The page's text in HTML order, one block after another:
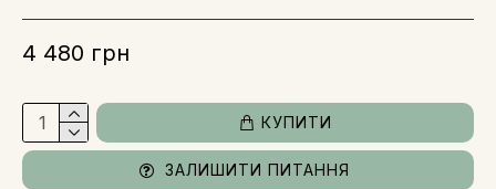
4 480 грн
КУПИТИ
ЗАЛИШИТИ ПИТАННЯ